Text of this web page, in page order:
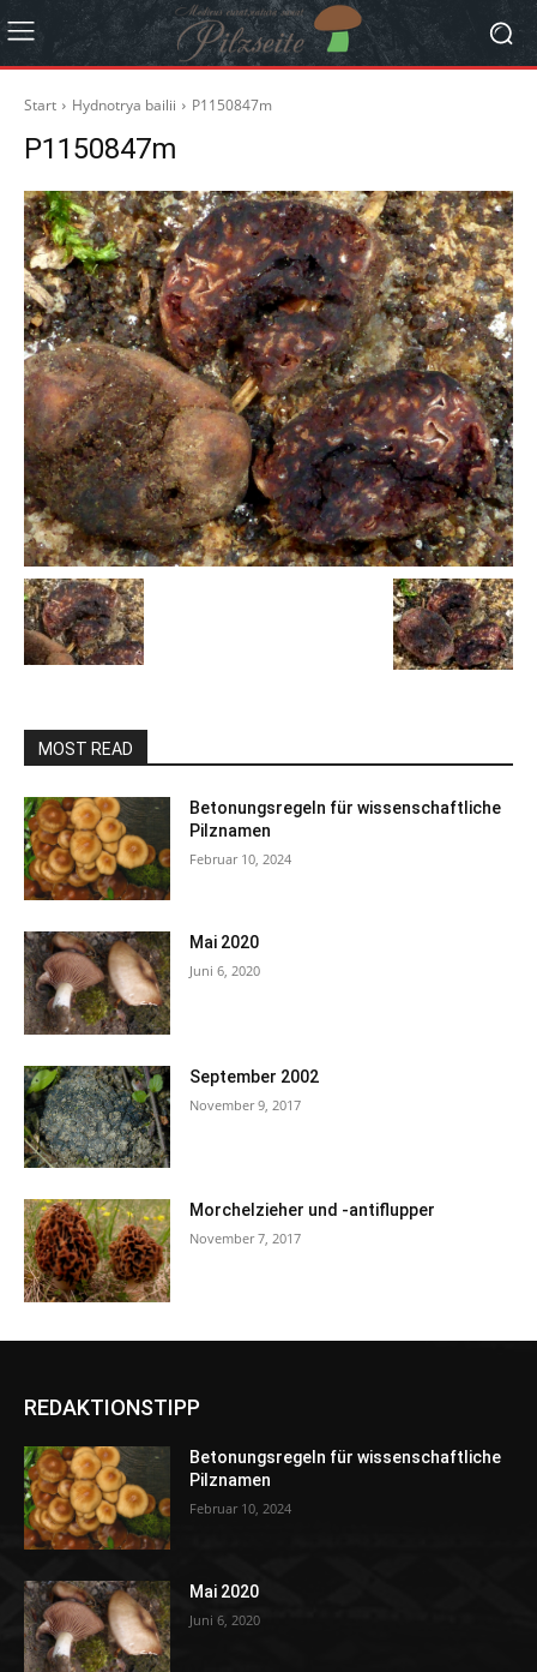
Start Hydnotrya bailii P1150847m
P1150847m
MOST READ
Betonungsregeln für wissenschaftliche
Pilznamen
Februar 10, 2024
Mai 2020
Juni 6, 2020
September 2002
November 9, 2017
Morchelzieher und -antiflupper
November 7, 2017
REDAKTIONSTIPP
Betonungsregeln für wissenschaftliche
Pilznamen
Februar 10, 2024
Mai 2020
Juni 6, 2020